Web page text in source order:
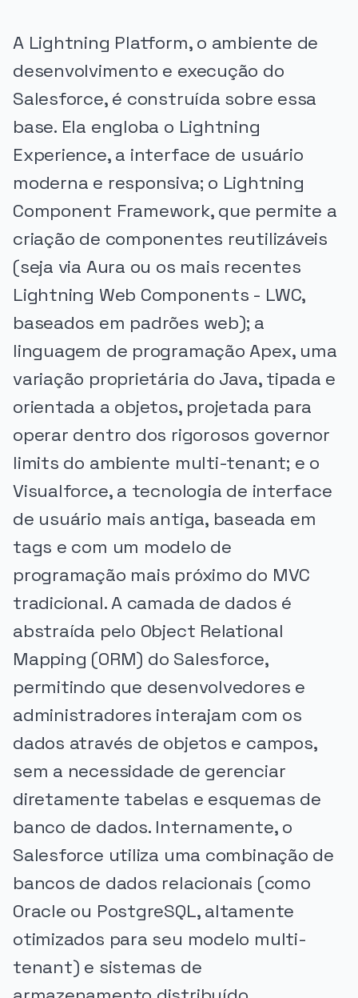
A Lightning Platform, o ambiente de
desenvolvimento e execução do
Salesforce, é construída sobre essa
base. Ela engloba o Lightning
Experience, a interface de usuário
moderna e responsiva; o Lightning
Component Framework, que permite a
criação de componentes reutilizáveis
(seja via Aura ou os mais recentes
Lightning Web Components - LWC,
baseados em padrões web); a
linguagem de programação Apex, uma
variação proprietária do Java, tipada e
orientada a objetos, projetada para
operar dentro dos rigorosos governor
limits do ambiente multi-tenant; e o
Visualforce, a tecnologia de interface
de usuário mais antiga, baseada em
tags e com um modelo de
programação mais próximo do MVC
tradicional. A camada de dados é
abstraída pelo Object Relational
Mapping (ORM) do Salesforce,
permitindo que desenvolvedores e
administradores interajam com os
dados através de objetos e campos,
sem a necessidade de gerenciar
diretamente tabelas e esquemas de
banco de dados. Internamente, o
Salesforce utiliza uma combinação de
bancos de dados relacionais (como
Oracle ou PostgreSQL, altamente
otimizados para seu modelo multi-
tenant) e sistemas de